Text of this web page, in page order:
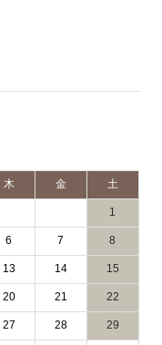
木 金 土
1
6 7 8
13 14 15
20 21 22
27 28 29